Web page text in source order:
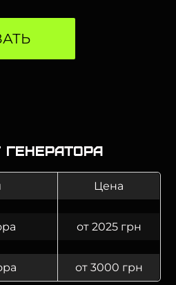
генератора
Цена
от 2025 грн
от 3000 грн